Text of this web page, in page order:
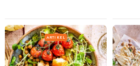
ARTIKEL